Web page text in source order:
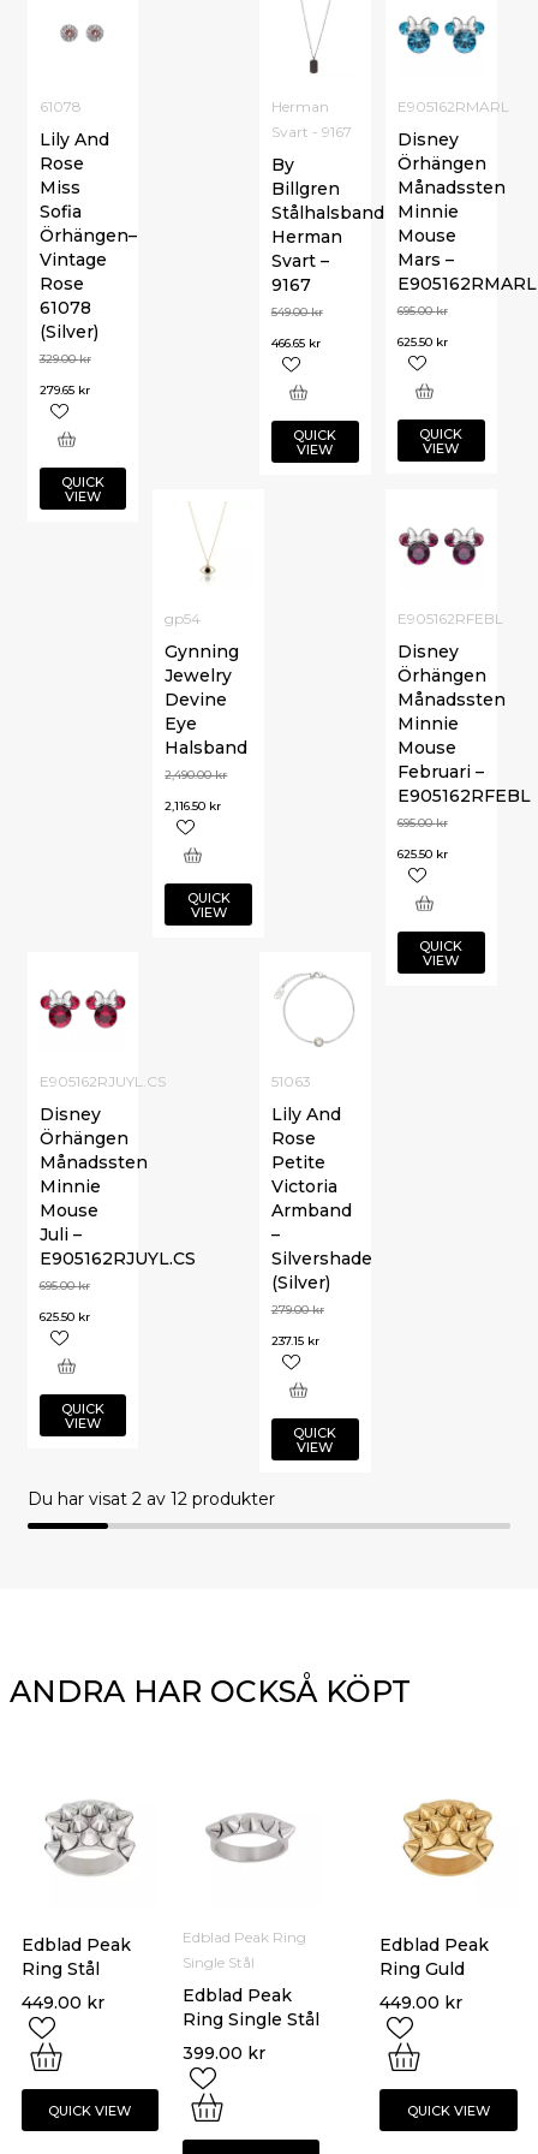
E905162RMARL
Disney
Örhängen
Månadssten
Minnie
Mouse
Mars –
E905162RMARL
695.00kr
625.50 kr
QUICK
VIEW
61078
Lily And
Rose
Miss
Sofia
Örhängen–
Vintage
Rose
61078
(Silver)
329.00kr
279.65 kr
QUICK
VIEW
Herman
Svart - 9167
By
Billgren
Stålhalsband
Herman
Svart –
9167
549.00kr
466.65 kr
QUICK
VIEW
gp54
Gynning
Jewelry
Devine
Eye
Halsband
2,490.00kr
2,116.50 kr
QUICK
VIEW
E905162RFEBL
Disney
Örhängen
Månadssten
Minnie
Mouse
Februari –
E905162RFEBL
695.00kr
625.50 kr
QUICK
VIEW
E905162RJUYL.CS
Disney
Örhängen
Månadssten
Minnie
Mouse
Juli –
E905162RJUYL.CS
695.00kr
625.50 kr
QUICK
VIEW
51063
Lily And
Rose
Petite
Victoria
Armband
–
Silvershade
(Silver)
279.00kr
237.15 kr
QUICK
VIEW
Du har visat 2av 12 produkter
ANDRA HAR OCKSÅ KÖPT
Edblad Peak
Ring Stål
449.00 kr
QUICK VIEW
Edblad Peak
Ring Guld
449.00 kr
QUICK VIEW
Edblad Peak Ring
Single Stål
Edblad Peak
Ring Single Stål
399.00 kr